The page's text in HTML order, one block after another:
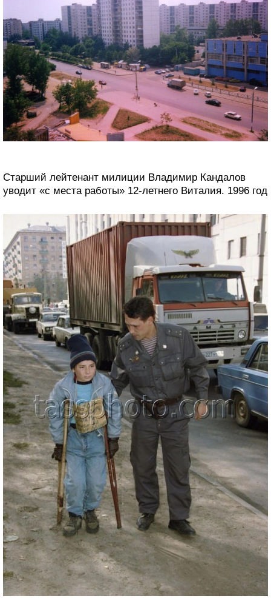
Старший лейтенант милиции Владимир Кандалов
уводит «с места работы» 12-летнего Виталия. 1996 год